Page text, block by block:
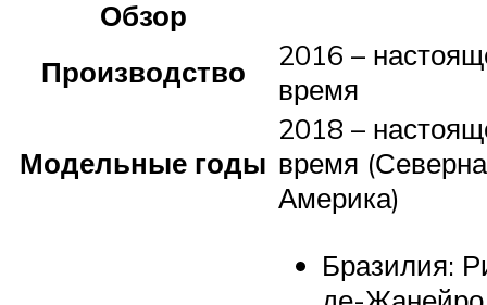
Обзор
Производство
2016 –
время
Модельные годы
2018 –
время
Америка)
Бразилия: